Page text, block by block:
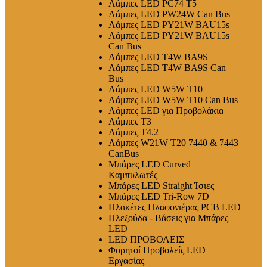
Λάμπες LED PC74 T5
Λάμπες LED PW24W Can Bus
Λάμπες LED PY21W BAU15s
Λάμπες LED PY21W BAU15s
Can Bus
Λάμπες LED T4W BA9S
Λάμπες LED T4W BA9S Can
Bus
Λάμπες LED W5W T10
Λάμπες LED W5W T10 Can Bus
Λάμπες LED για Προβολάκια
Λάμπες T3
Λάμπες T4.2
Λάμπες W21W T20 7440 & 7443
CanBus
Μπάρες LED Curved
Καμπυλωτές
Μπάρες LED Straight Ίσιες
Μπάρες LED Tri-Row 7D
Πλακέτες Πλαφονιέρας PCB LED
Πλεξούδα - Βάσεις για Μπάρες
LED
LED ΠΡΟΒΟΛΕΙΣ
Φορητοί Προβολείς LED
Εργασίας